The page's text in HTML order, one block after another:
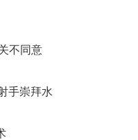
不同意
手崇拜水